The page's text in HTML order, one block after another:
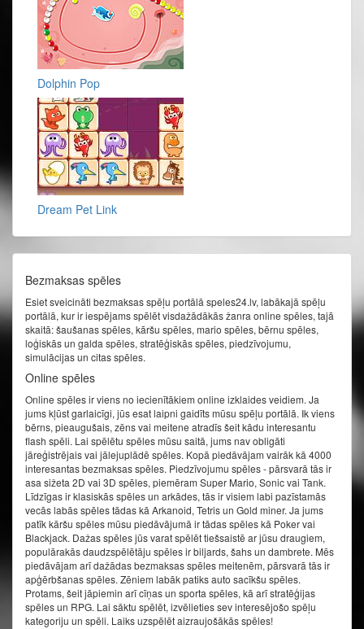
Dolphin Pop
Dream Pet Link
Bezmaksas spēles
Esiet sveicināti bezmaksas spēļu portālā speles24.lv, labākajā spēļu
portālā, kur ir iespējams spēlēt visdažādākās žanra online spēles, tajā
skaitā: šaušanas spēles, kāršu spēles, mario spēles, bērnu spēles,
loģiskās un galda spēles, stratēģiskās spēles, piedzīvojumu,
simulācijas un citas spēles.
Online spēles
Online spēles ir viens no iecienītākiem online izklaides veidiem. Ja
jums kļūst garlaicīgi, jūs esat laipni gaidīts mūsu spēļu portālā. Ik viens
bērns, pieaugušais, zēns vai meitene atradīs šeit kādu interesantu
flash spēli. Lai spēlētu spēles mūsu saitā, jums nav obligāti
jāreģistrējais vai jālejuplādē spēles. Kopā piedāvājam vairāk kā 4000
interesantas bezmaksas spēles. Piedzīvojumu spēles - pārsvarā tās ir
asa sižeta 2D vai 3D spēles, piemēram Super Mario, Sonic vai Tank.
Līdzīgas ir klasiskās spēles un arkādes, tās ir visiem labi pazīstamās
vecās labās spēles tādas kā Arkanoid, Tetris un Gold miner. Ja jums
patīk kāršu spēles mūsu piedāvājumā ir tādas spēles kā Poker vai
Blackjack. Dažas spēles jūs varat spēlēt tiešsaistē ar jūsu draugiem,
populārakās daudzspēlētāju spēles ir biljards, šahs un dambrete. Mēs
piedāvājam arī dažādas bezmaksas spēles meitenēm, pārsvarā tās ir
apģērbšanas spēles. Zēniem labāk patiks auto sacīkšu spēles.
Protams, šeit jāpiemin arī cīņas un sporta spēles, kā arī stratēģijas
spēles un RPG. Lai sāktu spēlēt, izvēlieties sev interesējošo spēļu
kategoriju un spēli. Laiks uzspēlēt aizraujošākās spēles!